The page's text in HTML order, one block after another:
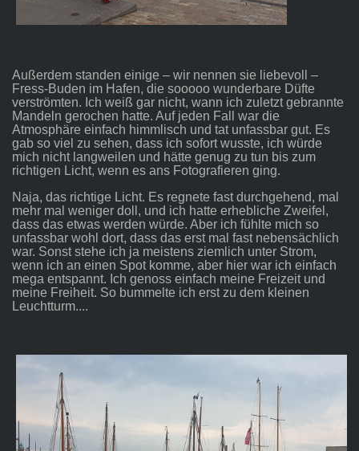
Außerdem standen einige – wir nennen sie liebevoll –
Fress-Buden im Hafen, die sooooo wunderbare Düfte
verströmten. Ich weiß gar nicht, wann ich zuletzt gebrannte
Mandeln gerochen hatte. Auf jeden Fall war die
Atmosphäre einfach himmlisch und tat unfassbar gut. Es
gab so viel zu sehen, dass ich sofort wusste, ich würde
mich nicht langweilen und hätte genug zu tun bis zum
richtigen Licht, wenn es ans Fotografieren ging.
Naja, das richtige Licht. Es regnete fast durchgehend, mal
mehr mal weniger doll, und ich hatte erhebliche Zweifel,
dass das etwas werden würde. Aber ich fühlte mich so
unfassbar wohl dort, dass das erst mal fast nebensächlich
war. Sonst stehe ich ja meistens ziemlich unter Strom,
wenn ich an einen Spot komme, aber hier war ich einfach
mega entspannt. Ich genoss einfach meine Freizeit und
meine Freiheit. So bummelte ich erst zu dem kleinen
Leuchtturm....